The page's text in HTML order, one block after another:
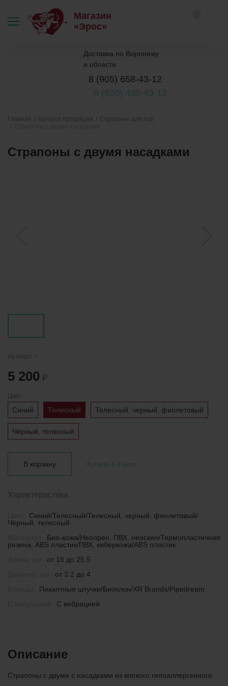
Магазин
«Эрос»
Доставка по Воронежу
и области
8 (905) 658-43-12
8 (920) 430-43-12
Главная Каталог продукции
Страпоны для пар
Страпоны с двумя насадками
Артикул: -
5 200 ₽
Цвет:
Синий Телесный Телесный, черный, фиолетовый
Чёрный, телесный
В корзину Купить в 1 клик
Характеристики
Синий/Телесный/Телесный, черный, фиолетовый/
Чёрный, телесный
Био-кожа/Неопрен, ПВХ, неоскин/Термопластичная
резина, ABS пластик/ПВХ, киберкожа/ABS пластик
от 16 до 25.5
от 3.2 до 4
Пикантные штучки/Биоклон/XR Brands/Pipedream
С вибрацией
Описание
Страпоны с двумя с насадками из мягкого гипоаллергенного